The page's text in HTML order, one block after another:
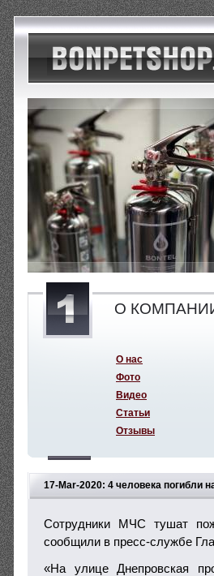
17-Mar-2020: 4 человека погибли
Сотрудники МЧС тушат
сообщили в пресс-службе
«На улице Днепровская
О
О нас
Фото
Видео
Статьи
Отзывы